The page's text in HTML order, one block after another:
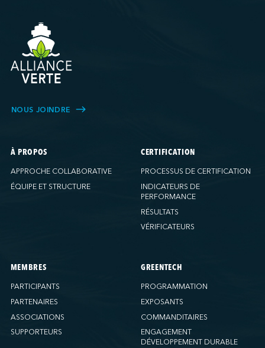
NOUS JOINDRE
À PROPOS
APPROCHE COLLABORATIVE
ÉQUIPE ET STRUCTURE
CERTIFICATION
PROCESSUS DE CERTIFICATION
INDICATEURS DE
PERFORMANCE
RÉSULTATS
VÉRIFICATEURS
MEMBRES
PARTICIPANTS
PARTENAIRES
ASSOCIATIONS
SUPPORTEURS
GREENTECH
PROGRAMMATION
EXPOSANTS
COMMANDITAIRES
ENGAGEMENT
DÉVELOPPEMENT DURABLE